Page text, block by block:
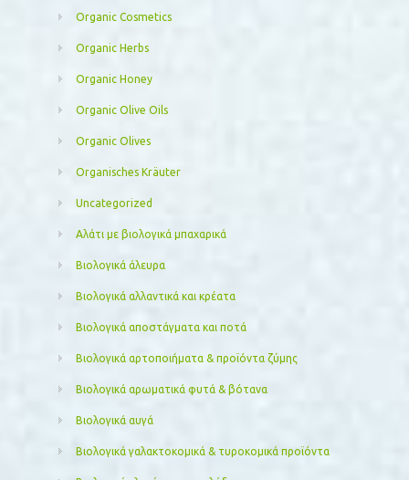
Organic Cosmetics
Organic Herbs
Organic Honey
Organic Olive Oils
Organic Olives
Organisches Kräuter
Uncategorized
Αλάτι με βιολογικά μπαχαρικά
Βιολογικά άλευρα
Βιολογικά αλλαντικά και κρέατα
Βιολογικά αποστάγματα και ποτά
Βιολογικά αρτοποιήματα & προϊόντα ζύμης
Βιολογικά αρωματικά φυτά & βότανα
Βιολογικά αυγά
Βιολογικά γαλακτοκομικά & τυροκομικά προϊόντα